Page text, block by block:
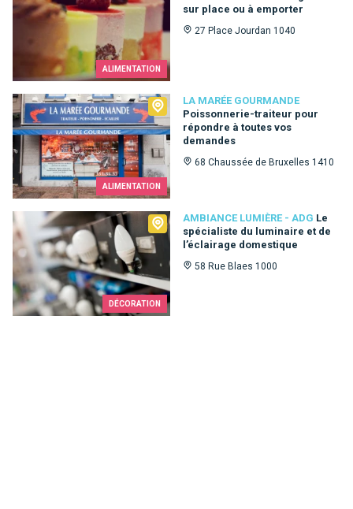
ALIMENTATION
sur place ou à emporter
27 Place Jourdan 1040
ALIMENTATION
LA MARÉE GOURMANDE
Poissonnerie-traiteur pour
répondre à toutes vos
demandes
68 Chaussée de Bruxelles 1410
La Marée Gourmande
DÉCORATION
AMBIANCE LUMIÈRE - ADG Le
spécialiste du luminaire et de
l’éclairage domestique
58 Rue Blaes 1000
Ambiance Lumière - ADG